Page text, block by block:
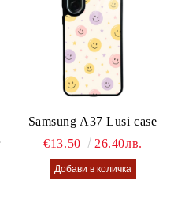
Samsung A37 Lusi case
€13.50
26.40лв.